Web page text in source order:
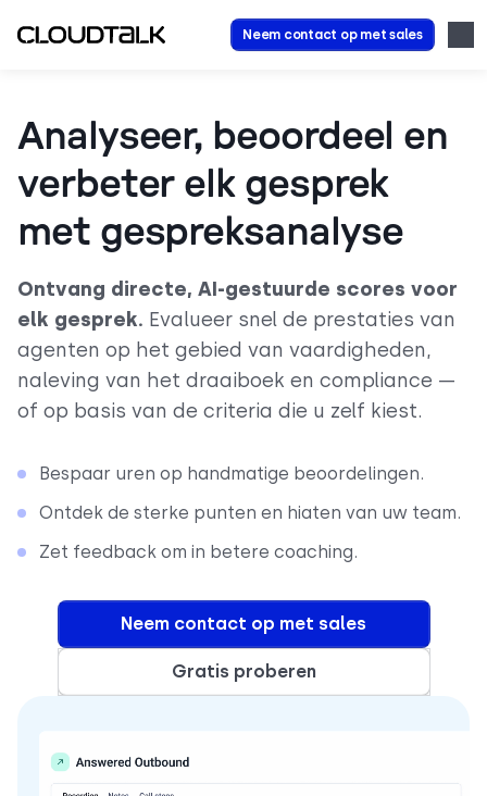
Neem contact op met sales
Analyseer, beoordeel en
verbeter elk gesprek
met gespreksanalyse
Ontvang directe, AI-gestuurde scores voor
elk gesprek. Evalueer snel de prestaties van
agenten op het gebied van vaardigheden,
naleving van het draaiboek en compliance —
of op basis van de criteria die u zelf kiest.
Bespaar uren op handmatige beoordelingen.
Ontdek de sterke punten en hiaten van uw team.
Zet feedback om in betere coaching.
Neem contact op met sales
Gratis proberen